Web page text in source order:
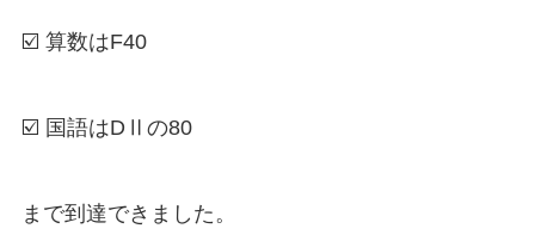
☑️ 算数はF40
☑️ 国語はDⅡの80
まで到達できました。